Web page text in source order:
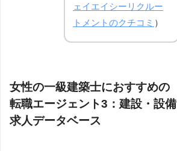
ェイエイシーリクルー
トメントのクチコミ ）
女性の一級建築士におすすめの
転職エージェント3：建設・設備
求人データベース